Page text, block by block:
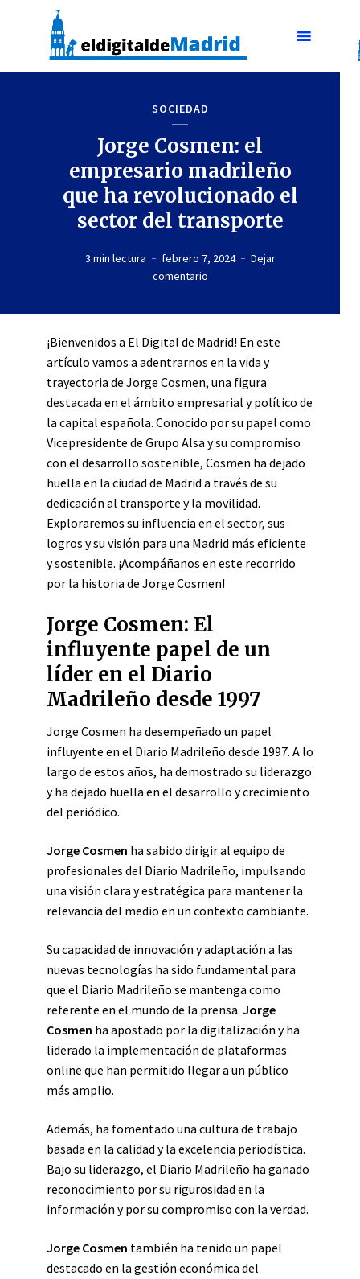
SOCIEDAD
Jorge Cosmen: el
empresario madrileño
que ha revolucionado el
sector del transporte
3 min lectura febrero 7, 2024
Dejar
comentario
¡Bienvenidos a El Digital de Madrid! En este
artículo vamos a adentrarnos en la vida y
trayectoria de Jorge Cosmen, una figura
destacada en el ámbito empresarial y político de
la capital española. Conocido por su papel como
Vicepresidente de Grupo Alsa y su compromiso
con el desarrollo sostenible, Cosmen ha dejado
huella en la ciudad de Madrid a través de su
dedicación al transporte y la movilidad.
Exploraremos su influencia en el sector, sus
logros y su visión para una Madrid más eficiente
y sostenible. ¡Acompáñanos en este recorrido
por la historia de Jorge Cosmen!
Jorge Cosmen: El
influyente papel de un
líder en el Diario
Madrileño desde 1997
Jorge Cosmen ha desempeñado un papel
influyente en el Diario Madrileño desde 1997. A lo
largo de estos años, ha demostrado su liderazgo
y ha dejado huella en el desarrollo y crecimiento
del periódico.
Jorge Cosmen ha sabido dirigir al equipo de
profesionales del Diario Madrileño, impulsando
una visión clara y estratégica para mantener la
relevancia del medio en un contexto cambiante.
Su capacidad de innovación y adaptación a las
nuevas tecnologías ha sido fundamental para
que el Diario Madrileño se mantenga como
referente en el mundo de la prensa. Jorge
Cosmen ha apostado por la digitalización y ha
liderado la implementación de plataformas
online que han permitido llegar a un público
más amplio.
Además, ha fomentado una cultura de trabajo
basada en la calidad y la excelencia periodística.
Bajo su liderazgo, el Diario Madrileño ha ganado
reconocimiento por su rigurosidad en la
información y por su compromiso con la verdad.
Jorge Cosmen también ha tenido un papel
destacado en la gestión económica del